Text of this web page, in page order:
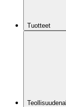
Tuotteet